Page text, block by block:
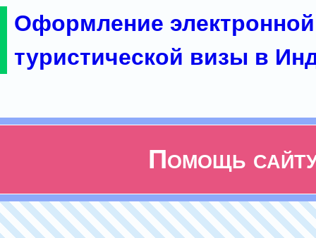
Оформление электронной
туристической визы в
Помощь